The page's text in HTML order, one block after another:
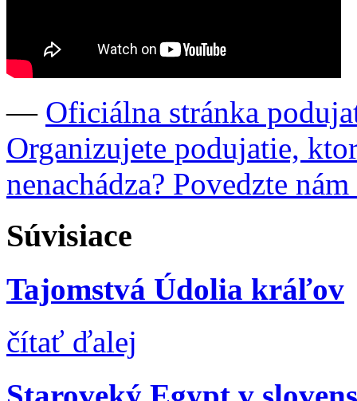
— Oficiálna stránka
Organizujete podujatie,
nenachádza? Povedzte
Súvisiace
Tajomstvá Údolia kráľov
čítať ďalej